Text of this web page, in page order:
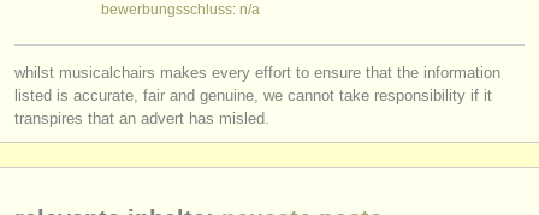
kontakt
rss feeds
bewerbungsschluss: n/a
whilst musicalchairs makes every effort to ensure that the information
listed is accurate, fair and genuine, we cannot take responsibility if it
transpires that an advert has misled.